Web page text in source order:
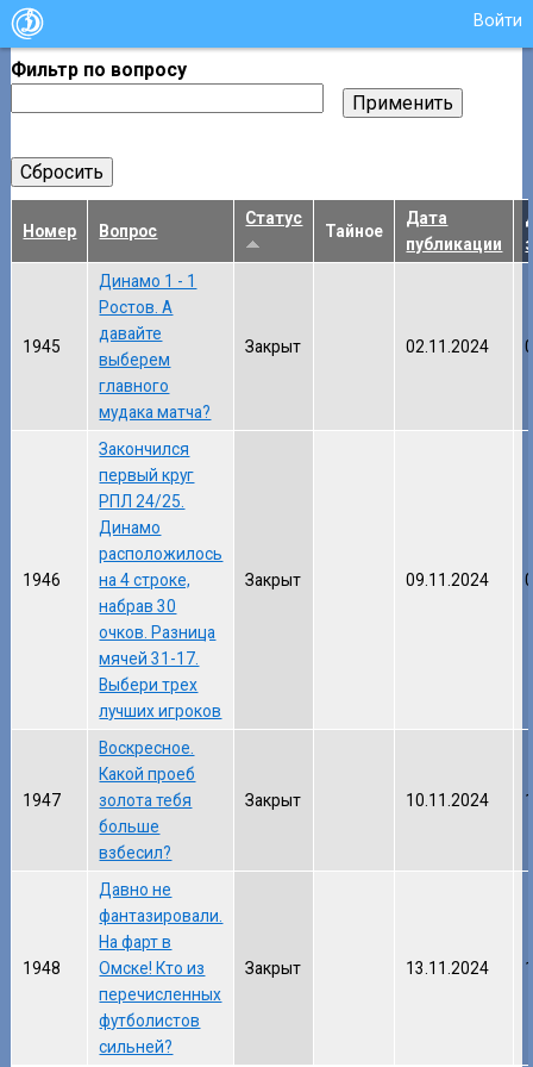
Войти
Фильтр по вопросу
Номер Вопрос
Статус
Тайное
Дата
публикации
1945
Динамо 1 - 1
Ростов. А
давайте
выберем
главного
мудака матча?
Закрыт 02.11.2024
1946
Закончился
первый круг
РПЛ 24/25.
Динамо
расположилось
на 4 строке,
набрав 30
очков. Разница
мячей 31-17.
Выбери трех
лучших игроков
Закрыт 09.11.2024
1947
Воскресное.
Какой проеб
золота тебя
больше
взбесил?
Закрыт 10.11.2024
1948
Давно не
фантазировали.
На фарт в
Омске! Кто из
перечисленных
футболистов
сильней?
Закрыт 13.11.2024